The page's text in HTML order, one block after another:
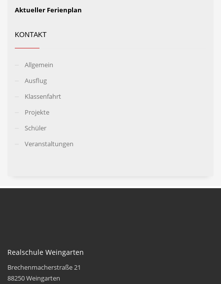
Aktueller Ferienplan
KONTAKT
Allgemein
Ausflug
Klassenfahrt
Projekte
Schüler
Veranstaltungen
Realschule Weingarten
Brechenmacherstraße 21
88250 Weingarten